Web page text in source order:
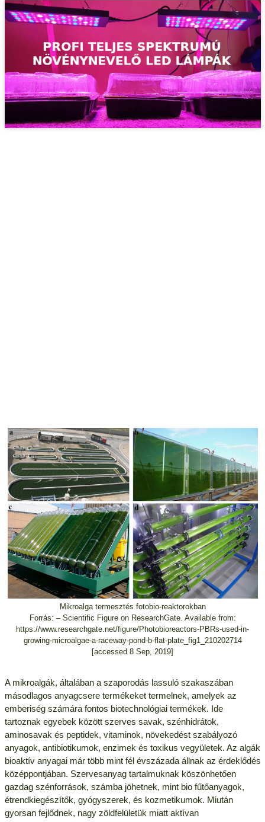
Mikroalga termesztés fotobio-reaktorokban
Forrás: – Scientific Figure on ResearchGate. Available from:
https://www.researchgate.net/figure/Photobioreactors-PBRs-used-in-
growing-microalgae-a-raceway-pond-b-flat-plate_fig1_210202714
[accessed 8 Sep, 2019]
A mikroalgák, általában a szaporodás lassuló szakaszában
másodlagos anyagcsere termékeket termelnek, amelyek az
emberiség számára fontos biotechnológiai termékek. Ide
tartoznak egyebek között szerves savak, szénhidrátok,
aminosavak és peptidek, vitaminok, növekedést szabályozó
anyagok, antibiotikumok, enzimek és toxikus vegyületek. Az algák
bioaktív anyagai már több mint fél évszázada állnak az érdeklődés
középpontjában. Szervesanyag tartalmuknak köszönhetően
gazdag szénforrások, számba jöhetnek, mint bio fűtőanyagok,
étrendkiegészítők, gyógyszerek, és kozmetikumok. Miután
gyorsan fejlődnek, nagy zöldfelületük miatt aktívan